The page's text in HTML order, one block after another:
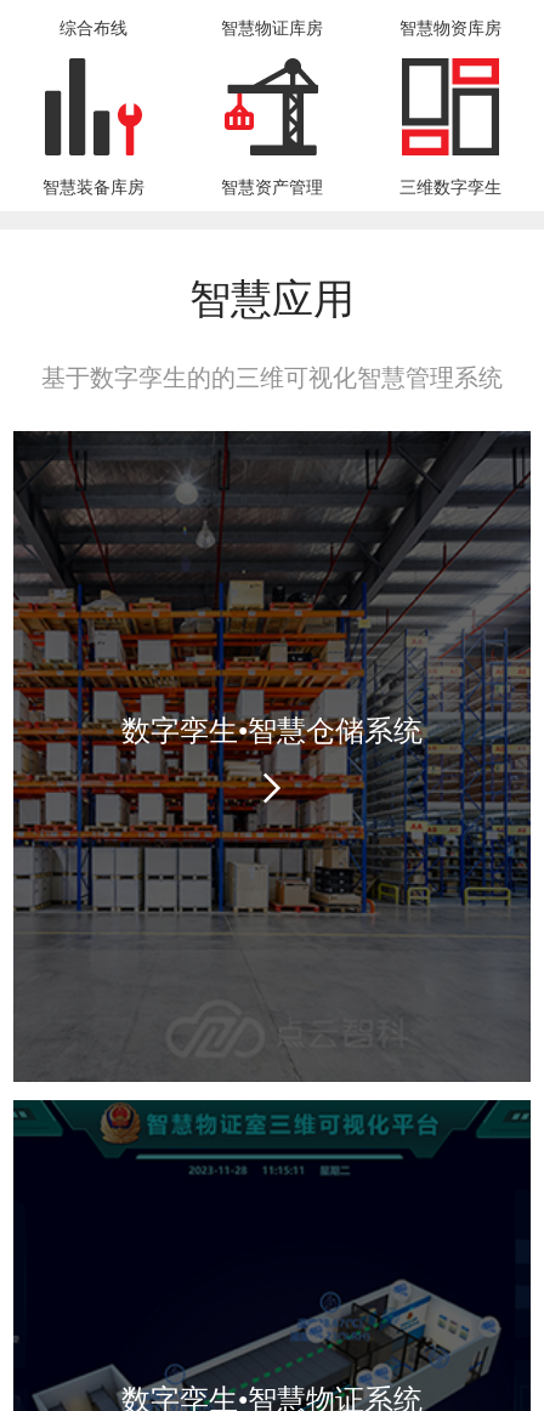
综合布线 智慧物证库房 智慧物资库房
智慧装备库房 智慧资产管理 三维数字孪生
智慧应用
基于数字孪生的的三维可视化智慧管理系统
数字孪生•智慧仓储系统
数字孪生•智慧物证系统